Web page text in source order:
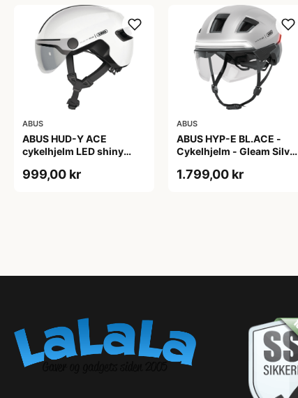
ABUS
ABUS HUD-Y ACE
cykelhjelm LED shiny
999,00 kr
ABUS
ABUS HYP-E BL.ACE -
Cykelhjelm - Gleam Silver
1.799,00 kr